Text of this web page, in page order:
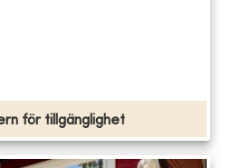
för tillgänglighet